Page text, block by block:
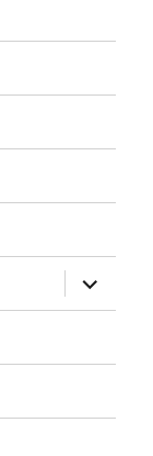
expande
el
menú